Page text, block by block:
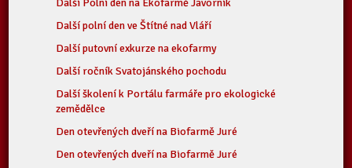
Další Polní den na Ekofarmě Javorník
Další polní den ve Štítné nad Vláří
Další putovní exkurze na ekofarmy
Další ročník Svatojánského pochodu
Další školení k Portálu farmáře pro ekologické
zemědělce
Den otevřených dveří na Biofarmě Juré
Den otevřených dveří na Biofarmě Juré